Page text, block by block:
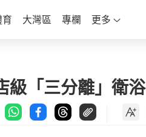
育 大灣區 專欄 更多
級「三分離」衛浴